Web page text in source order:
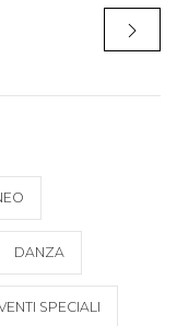
DANZA
SPECIALI